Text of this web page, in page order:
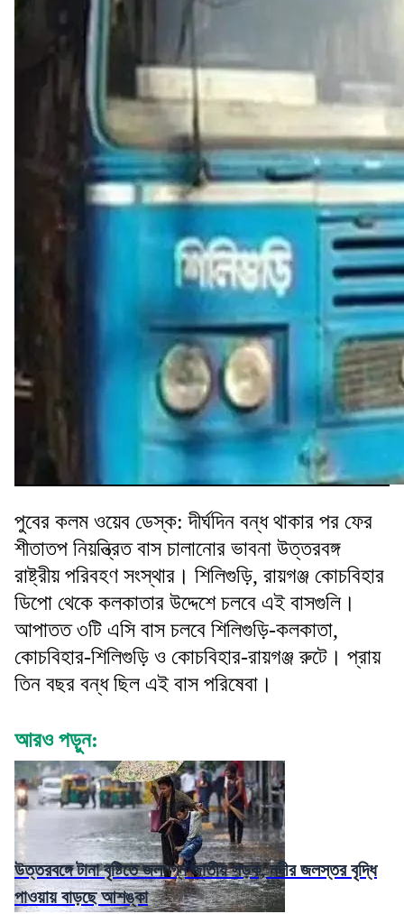
পুবের কলম ওয়েব ডেস্ক: দীর্ঘদিন বন্ধ থাকার পর ফের
শীতাতপ নিয়ন্ত্রিত বাস চালানোর ভাবনা উত্তরবঙ্গ
রাষ্ট্রীয় পরিবহণ সংস্থার। শিলিগুড়ি, রায়গঞ্জ কোচবিহার
ডিপো থেকে কলকাতার উদ্দেশে চলবে এই বাসগুলি।
আপাতত ৩টি এসি বাস চলবে শিলিগুড়ি-কলকাতা,
কোচবিহার-শিলিগুড়ি ও কোচবিহার-রায়গঞ্জ রুটে। প্রায়
তিন বছর বন্ধ ছিল এই বাস পরিষেবা।
আরও পড়ুন:
উত্তরবঙ্গে টানা বৃষ্টিতে জলমগ্ন জাতীয় সড়ক, নদীর জলস্তর বৃদ্ধি
পাওয়ায় বাড়ছে আশঙ্কা